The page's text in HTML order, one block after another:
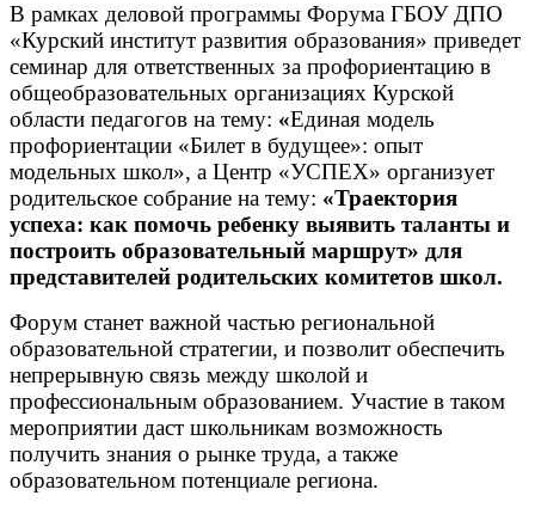
В рамках деловой программы Форума ГБОУ ДПО
«Курский институт развития образования» приведет
семинар для ответственных за профориентацию в
общеобразовательных организациях Курской
области педагогов на тему: «Единая модель
профориентации «Билет в будущее»: опыт
модельных школ», а Центр «УСПЕХ» организует
родительское собрание на тему: «Траектория
успеха: как помочь ребенку выявить таланты и
построить образовательный маршрут» для
представителей родительских комитетов школ.
Форум станет важной частью региональной
образовательной стратегии, и позволит обеспечить
непрерывную связь между школой и
профессиональным образованием. Участие в таком
мероприятии даст школьникам возможность
получить знания о рынке труда, а также
образовательном потенциале региона.